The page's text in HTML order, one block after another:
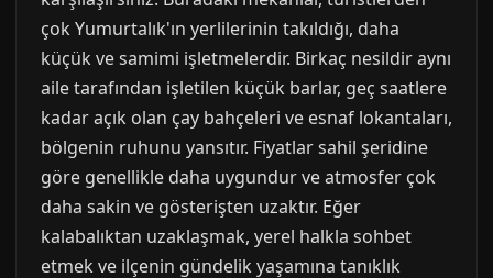
çok Yumurtalık'ın yerlilerinin takıldığı, daha
küçük ve samimi işletmelerdir. Birkaç nesildir aynı
aile tarafından işletilen küçük barlar, geç saatlere
kadar açık olan çay bahçeleri ve esnaf lokantaları,
bölgenin ruhunu yansıtır. Fiyatlar sahil şeridine
göre genellikle daha uygundur ve atmosfer çok
daha sakin ve gösterişten uzaktır. Eğer
kalabalıktan uzaklaşmak, yerel halkla sohbet
etmek ve ilçenin gündelik yaşamına tanıklık